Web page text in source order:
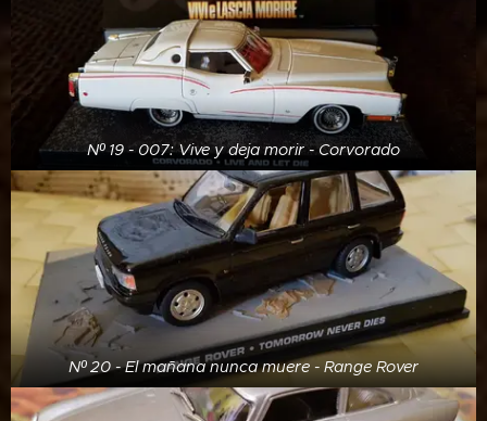
Nº 19 - 007: Vive y deja morir - Corvorado
Nº 20 - El mañana nunca muere - Range Rover